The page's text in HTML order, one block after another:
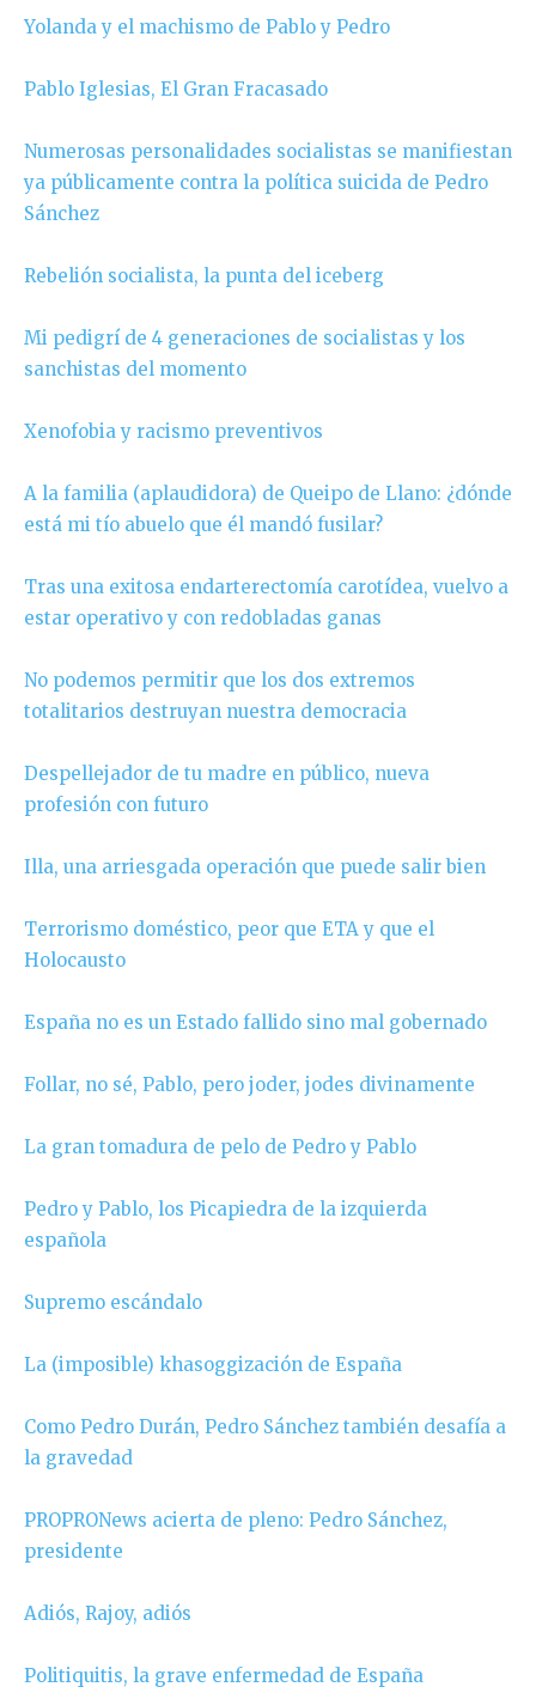
Yolanda y el machismo de Pablo y Pedro
Pablo Iglesias, El Gran Fracasado
Numerosas personalidades socialistas se manifiestan
ya públicamente contra la política suicida de Pedro
Sánchez
Rebelión socialista, la punta del iceberg
Mi pedigrí de 4 generaciones de socialistas y los
sanchistas del momento
Xenofobia y racismo preventivos
A la familia (aplaudidora) de Queipo de Llano: ¿dónde
está mi tío abuelo que él mandó fusilar?
Tras una exitosa endarterectomía carotídea, vuelvo a
estar operativo y con redobladas ganas
No podemos permitir que los dos extremos
totalitarios destruyan nuestra democracia
Despellejador de tu madre en público, nueva
profesión con futuro
Illa, una arriesgada operación que puede salir bien
Terrorismo doméstico, peor que ETA y que el
Holocausto
España no es un Estado fallido sino mal gobernado
Follar, no sé, Pablo, pero joder, jodes divinamente
La gran tomadura de pelo de Pedro y Pablo
Pedro y Pablo, los Picapiedra de la izquierda
española
Supremo escándalo
La (imposible) khasoggización de España
Como Pedro Durán, Pedro Sánchez también desafía a
la gravedad
PROPRONews acierta de pleno: Pedro Sánchez,
presidente
Adiós, Rajoy, adiós
Politiquitis, la grave enfermedad de España